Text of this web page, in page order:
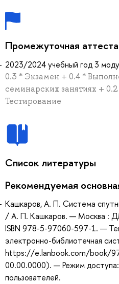
Промежуточная
2023/2024 учебный год 3
0.3 * Экзамен + 0.4 *
семинарских занятиях +
Тестирование
Список литературы
Рекомендуемая
Кашкаров, А. П. Система
/ А. П. Кашкаров. — Москва :
ISBN 978-5-97060-597-1. —
электронно-библиотечная
https://e.lanbook.com/book/
00.00.0000). — Режим доступа:
пользователей.